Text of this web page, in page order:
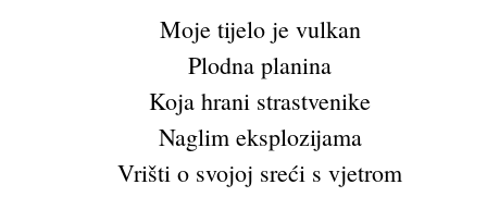
Moje tijelo je vulkan
Plodna planina
Koja hrani strastvenike
Naglim eksplozijama
Vrišti o svojoj sreći s vjetrom